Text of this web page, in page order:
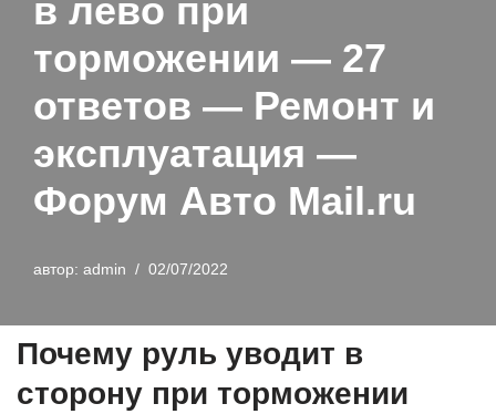
в лево при
торможении — 27
ответов — Ремонт и
эксплуатация —
Форум Авто Mail.ru
автор: admin 02/07/2022
Почему руль уводит в
сторону при торможении